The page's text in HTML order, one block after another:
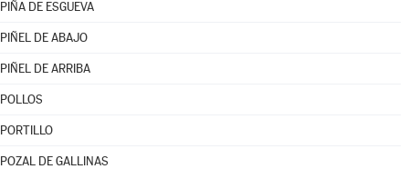
PIÑA DE ESGUEVA
PIÑEL DE ABAJO
PIÑEL DE ARRIBA
POLLOS
PORTILLO
POZAL DE GALLINAS